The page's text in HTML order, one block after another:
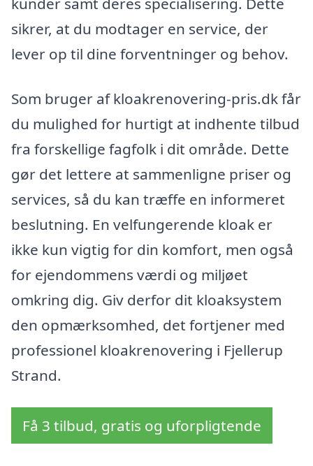
sikrer, at du modtager en service, der
lever op til dine forventninger og behov.
Som bruger af kloakrenovering-pris.dk får
du mulighed for hurtigt at indhente tilbud
fra forskellige fagfolk i dit område. Dette
gør det lettere at sammenligne priser og
services, så du kan træffe en informeret
beslutning. En velfungerende kloak er
ikke kun vigtig for din komfort, men også
for ejendommens værdi og miljøet
omkring dig. Giv derfor dit kloaksystem
den opmærksomhed, det fortjener med
professionel kloakrenovering i Fjellerup
Strand.
Få 3 tilbud, gratis og uforpligtende